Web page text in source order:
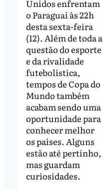
Unidos enfrentam
o Paraguai às 22h
desta sexta-feira
(12). Além de toda a
questão do esporte
e da rivalidade
futebolística,
tempos de Copa do
Mundo também
acabam sendo uma
oportunidade para
conhecer melhor
os países. Alguns
estão até pertinho,
mas guardam
curiosidades.